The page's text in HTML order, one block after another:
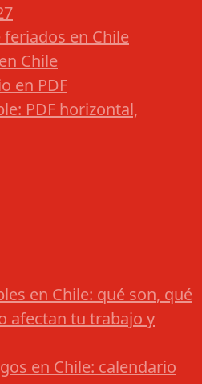
en Chile
Chile
en PDF
PDF horizontal,
en Chile: qué son, qué
afectan tu trabajo y
en Chile: calendario